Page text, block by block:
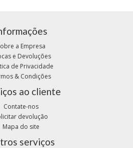
a Empresa
e Devoluções
de Privacidade
& Condições
ao cliente
Contate-nos
devolução
Mapa do site
serviços